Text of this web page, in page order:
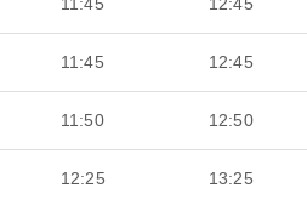
11:45 12:45
11:45 12:45
11:50 12:50
12:25 13:25